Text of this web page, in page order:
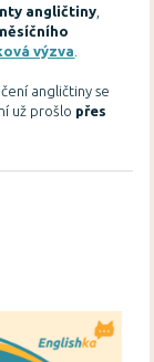
angličtiny
výzva
angličtiny se
už prošlo přes